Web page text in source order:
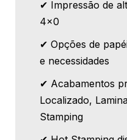
✔ Impressão de
4x0
✔ Opções de
e necessidades
✔ Acabamentos
Localizado,
Stamping